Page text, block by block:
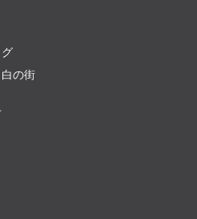
の街